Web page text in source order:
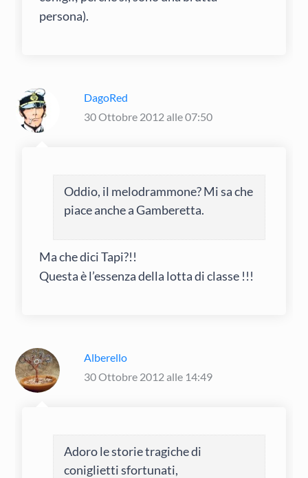
persona).
DagoRed
30 Ottobre 2012 alle 07:50
Oddio, il melodrammone? Mi sa che
piace anche a Gamberetta.
Ma che dici Tapi?!!
Questa è l’essenza della lotta di classe !!!
Alberello
30 Ottobre 2012 alle 14:49
Adoro le storie tragiche di
coniglietti sfortunati,